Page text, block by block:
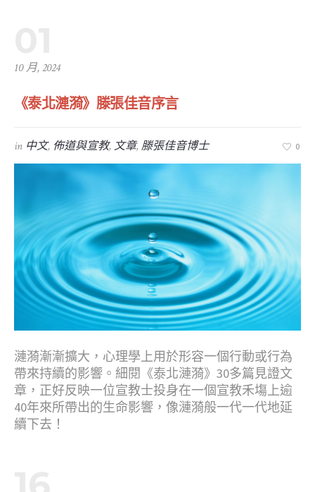
10 月, 2024
《泰北漣漪》滕張佳音序言
in 中文, 佈道與宣教,文章,滕張佳音博士 0
漣漪漸漸擴大，心理學上用於形容一個行動或行為
帶來持續的影響。細閱《泰北漣漪》30多篇見證文
章，正好反映一位宣教士投身在一個宣教禾塲上逾
40年來所帶出的生命影響，像漣漪般一代一代地延
續下去！